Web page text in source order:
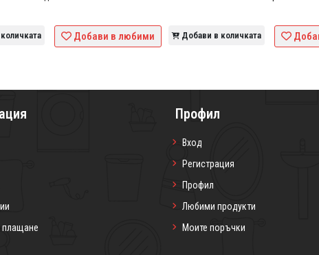
Добави в любими Добави в количката
плащане
Профил
Вход
Регистрация
Профил
Любими продукти
Моите поръчки